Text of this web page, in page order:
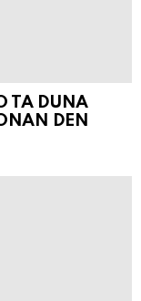
TA DUNA
DEN